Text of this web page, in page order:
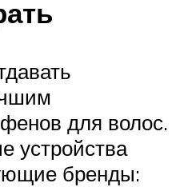
для волос.
устройства
бренды: